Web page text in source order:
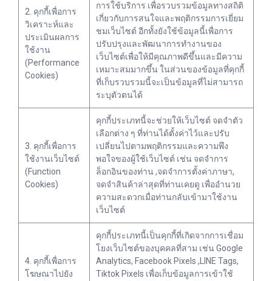
2. คุกกี้เพื่อการ
วิเคราะห์และ
ประเมินผลการ
ใช้งาน
(Performance
Cookies)
การใช้บริการ เพื่อรวบรวมข้อมูลทางสถิติ
เกี่ยวกับการสนใจและพฤติกรรมการเยี่ยม
ชมเว็บไซต์ อีกทั้งยังใช้ข้อมูลนี้เพื่อการ
ปรับปรุงและพัฒนาการทำงานของ
เว็บไซต์เพื่อให้มีคุณภาพดีขึ้นและมีความ
เหมาะสมมากขึ้น ในส่วนของข้อมูลที่คุกกี้
ที่เก็บรวบรวมนี้จะเป็นข้อมูลที่ไม่สามารถ
ระบุตัวตนได้
3. คุกกี้เพื่อการ
ใช้งานเว็บไซต์
(Function
Cookies)
คุกกี้ประเภทนี้จะช่วยให้เว็บไซต์ จดจำตัว
เลือกต่าง ๆ ที่ท่านได้ตั้งค่าไว้และปรับ
เปลี่ยนไปตามพฤติกรรมและความพึง
พอใจของผู้ใช้เว็บไซต์ เช่น จดจำการ
ล็อกอินของท่าน ,จดจำการตั้งค่าภาษา,
จดจำสินค้าล่าสุดที่ท่านเคยดู เพื่ออำนวย
ความสะดวกเมื่อท่านกลับเข้ามาใช้งาน
เว็บไซต์
4. คุกกี้เพื่อการ
โฆษณาไปยัง
คุกกี้ประเภทนี้เป็นคุกกี้ที่เกิดจากการเชื่อม
โยงเว็บไซต์ของบุคคลที่สาม เช่น Google
Analytics, Facebook Pixels ,LINE Tags,
Tiktok Pixels เพื่อเก็บข้อมูลการเข้าใช้